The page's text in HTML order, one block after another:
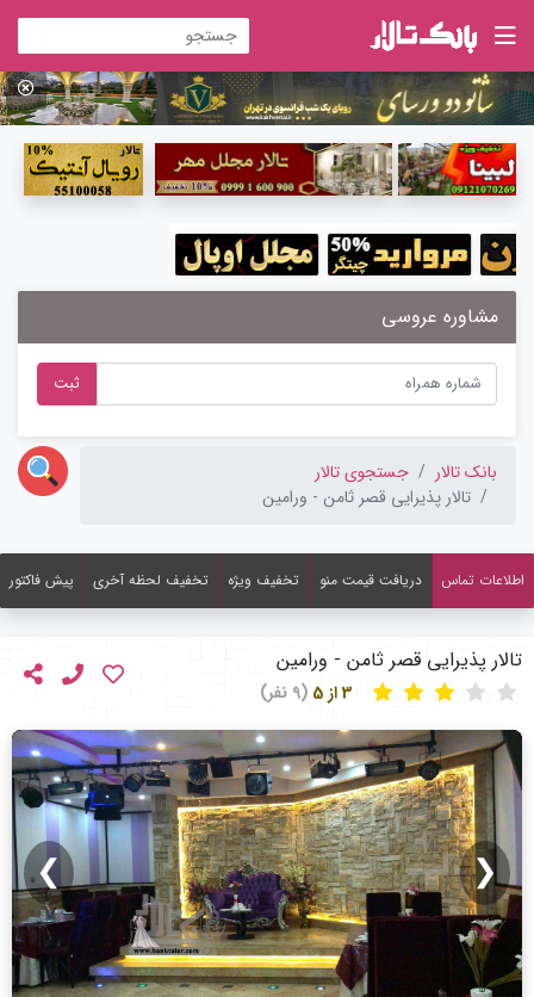
مشاوره عروسی
ثبت
بانک تالار
جستجوی تالار
تالار پذیرایی قصر ثامن - ورامین
اطلاعات تماس دریافت قیمت منو تخفیف ویژه تخفیف لحظه آخری پیش فاکتور
تالار پذیرایی قصر ثامن - ورامین
(9 نفر)
❮
❯